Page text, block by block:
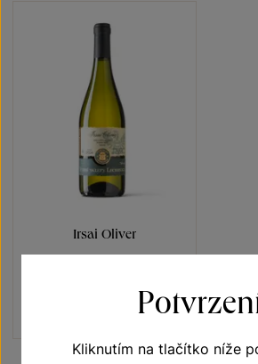
Irsai Oliver
Kliknutím na tlačítko níže